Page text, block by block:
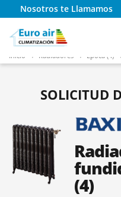
Nosotros te Llamamos
Inicio Radiadores Epoca (4)
SOLICITUD
(4)